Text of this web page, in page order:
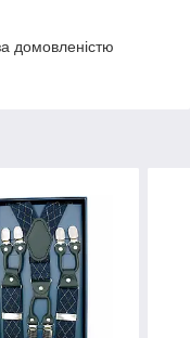
домовленістю